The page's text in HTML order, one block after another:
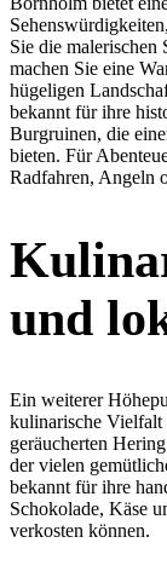
Sie die
machen Sie eine
hügeligen
bekannt für ihre
Burgruinen, die
bieten. Für
Radfahren, Angeln
und
Ein weiterer
kulinarische Vielfalt
geräucherten
der vielen
bekannt für ihre
Schokolade, Käse
verkosten können.